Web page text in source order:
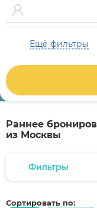
Ещё фильтры
Раннее
из Москвы
Фильтры
Сортировать по: